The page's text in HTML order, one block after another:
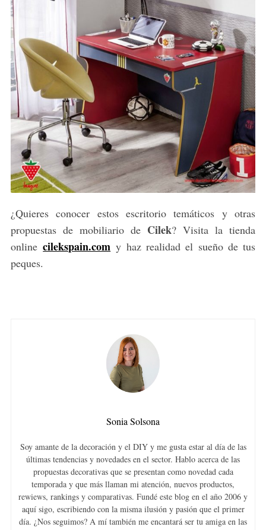
¿Quieres conocer estos escritorio temáticos y otras
propuestas de mobiliario de Cilek? Visita la tienda
onlinecilekspain.com y haz realidad el sueño de tus
peques.
Sonia Solsona
Soy amante de la decoración y el DIY y me gusta estar al día de las
últimas tendencias y novedades en el sector. Hablo acerca de las
propuestas decorativas que se presentan como novedad cada
temporada y que más llaman mi atención, nuevos productos,
rewiews, rankings y comparativas. Fundé este blog en el año 2006 y
aquí sigo, escribiendo con la misma ilusión y pasión que el primer
día. ¿Nos seguimos? A mí también me encantará ser tu amiga en las